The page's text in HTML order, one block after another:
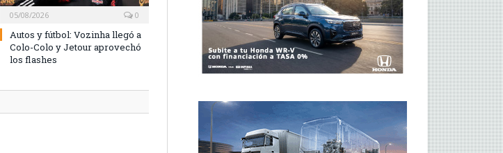
05/08/2026 0
Autos y fútbol: Vozinha llegó a
Colo-Colo y Jetour aprovechó
los flashes